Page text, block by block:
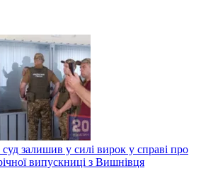
залишив у силі вирок у справі про
випускниці з Вишнівця